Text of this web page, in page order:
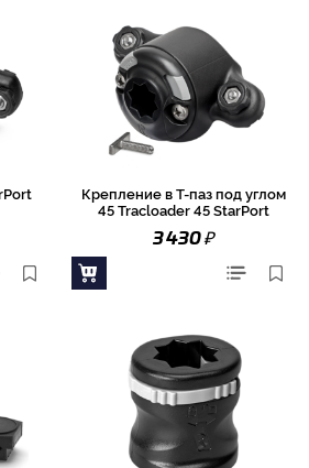
Крепление в Т-паз под углом
45 Tracloader 45 StarPort
3 430₽